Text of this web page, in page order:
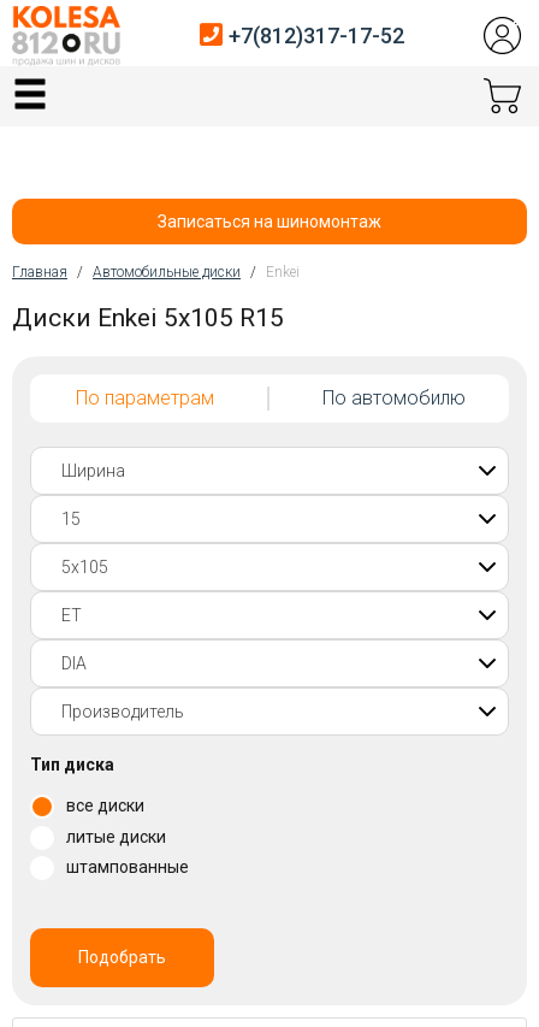
Главная
Автосервис
Датчики давления
Покупателям
Контакты
Войти на сайт
+7(812)317-
17-
52
Пн-
Вс:
21:00
+7(812)317-17-52
Записаться на шиномонтаж
Вы здесь
Главная / Автомобильные диски / Enkei
Диски Enkei 5x105 R15
По параметрам По автомобилю
Тип диска
все диски
литые диски
штампованные
Подобрать